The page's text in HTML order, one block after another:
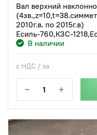
Вал верхний
2010г.в. по 2015г.в)
Есиль-760,КЗС-
В наличии
с НДС / за
− +